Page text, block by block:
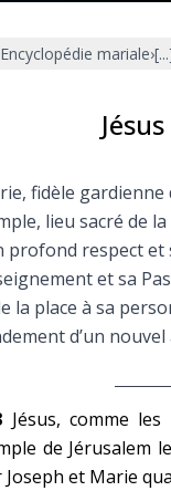
◼︎À la une
Contact
Encyclopédie mariale›
fidèle gardienne
lieu sacré de
profond respect et
et sa
la place à sa
d’un nouvel
Jésus, comme
de Jérusalem
Joseph et Marie